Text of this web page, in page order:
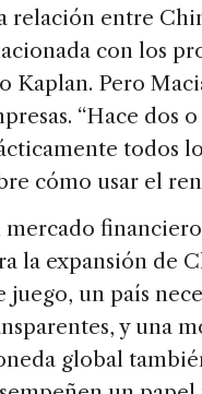
relación entre
con los
Kaplan. Pero
“Hace dos
todos
cómo usar el
mercado
la expansión de
juego, un país
y una
global